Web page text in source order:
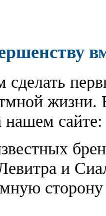
сделать
жизни.
нашем сайте:
и